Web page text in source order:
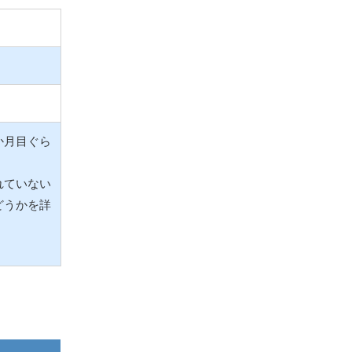
目ぐら
いない
うかを詳